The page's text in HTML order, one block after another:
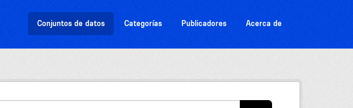
Conjuntos de datos Categorías Publicadores Acerca de